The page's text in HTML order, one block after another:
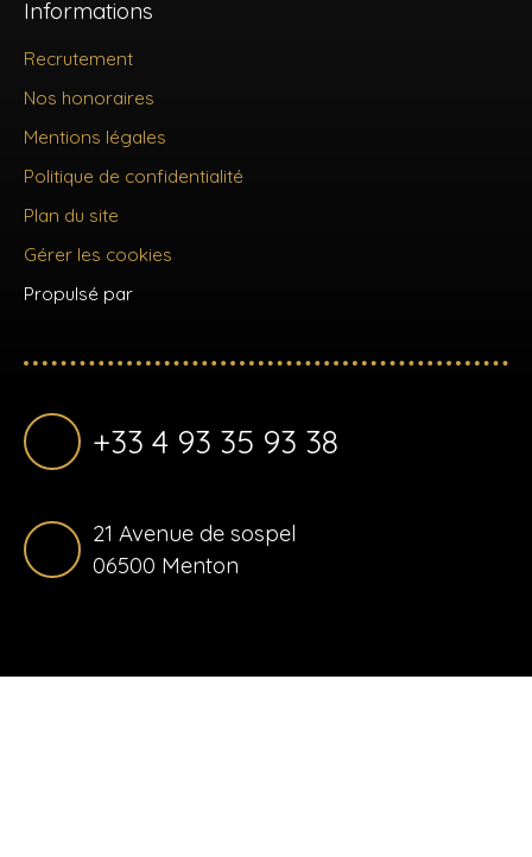
Informations
Recrutement
Nos honoraires
Mentions légales
Politique de confidentialité
Plan du site
Gérer les cookies
Propulsé par
+33 4 93 35 93 38
21 Avenue de sospel
06500 Menton